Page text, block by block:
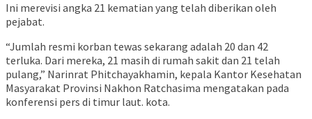
Ini merevisi angka 21 kematian yang telah diberikan oleh
pejabat.
“Jumlah resmi korban tewas sekarang adalah 20 dan 42
terluka. Dari mereka, 21 masih di rumah sakit dan 21 telah
pulang,” Narinrat Phitchayakhamin, kepala Kantor Kesehatan
Masyarakat Provinsi Nakhon Ratchasima mengatakan pada
konferensi pers di timur laut. kota.